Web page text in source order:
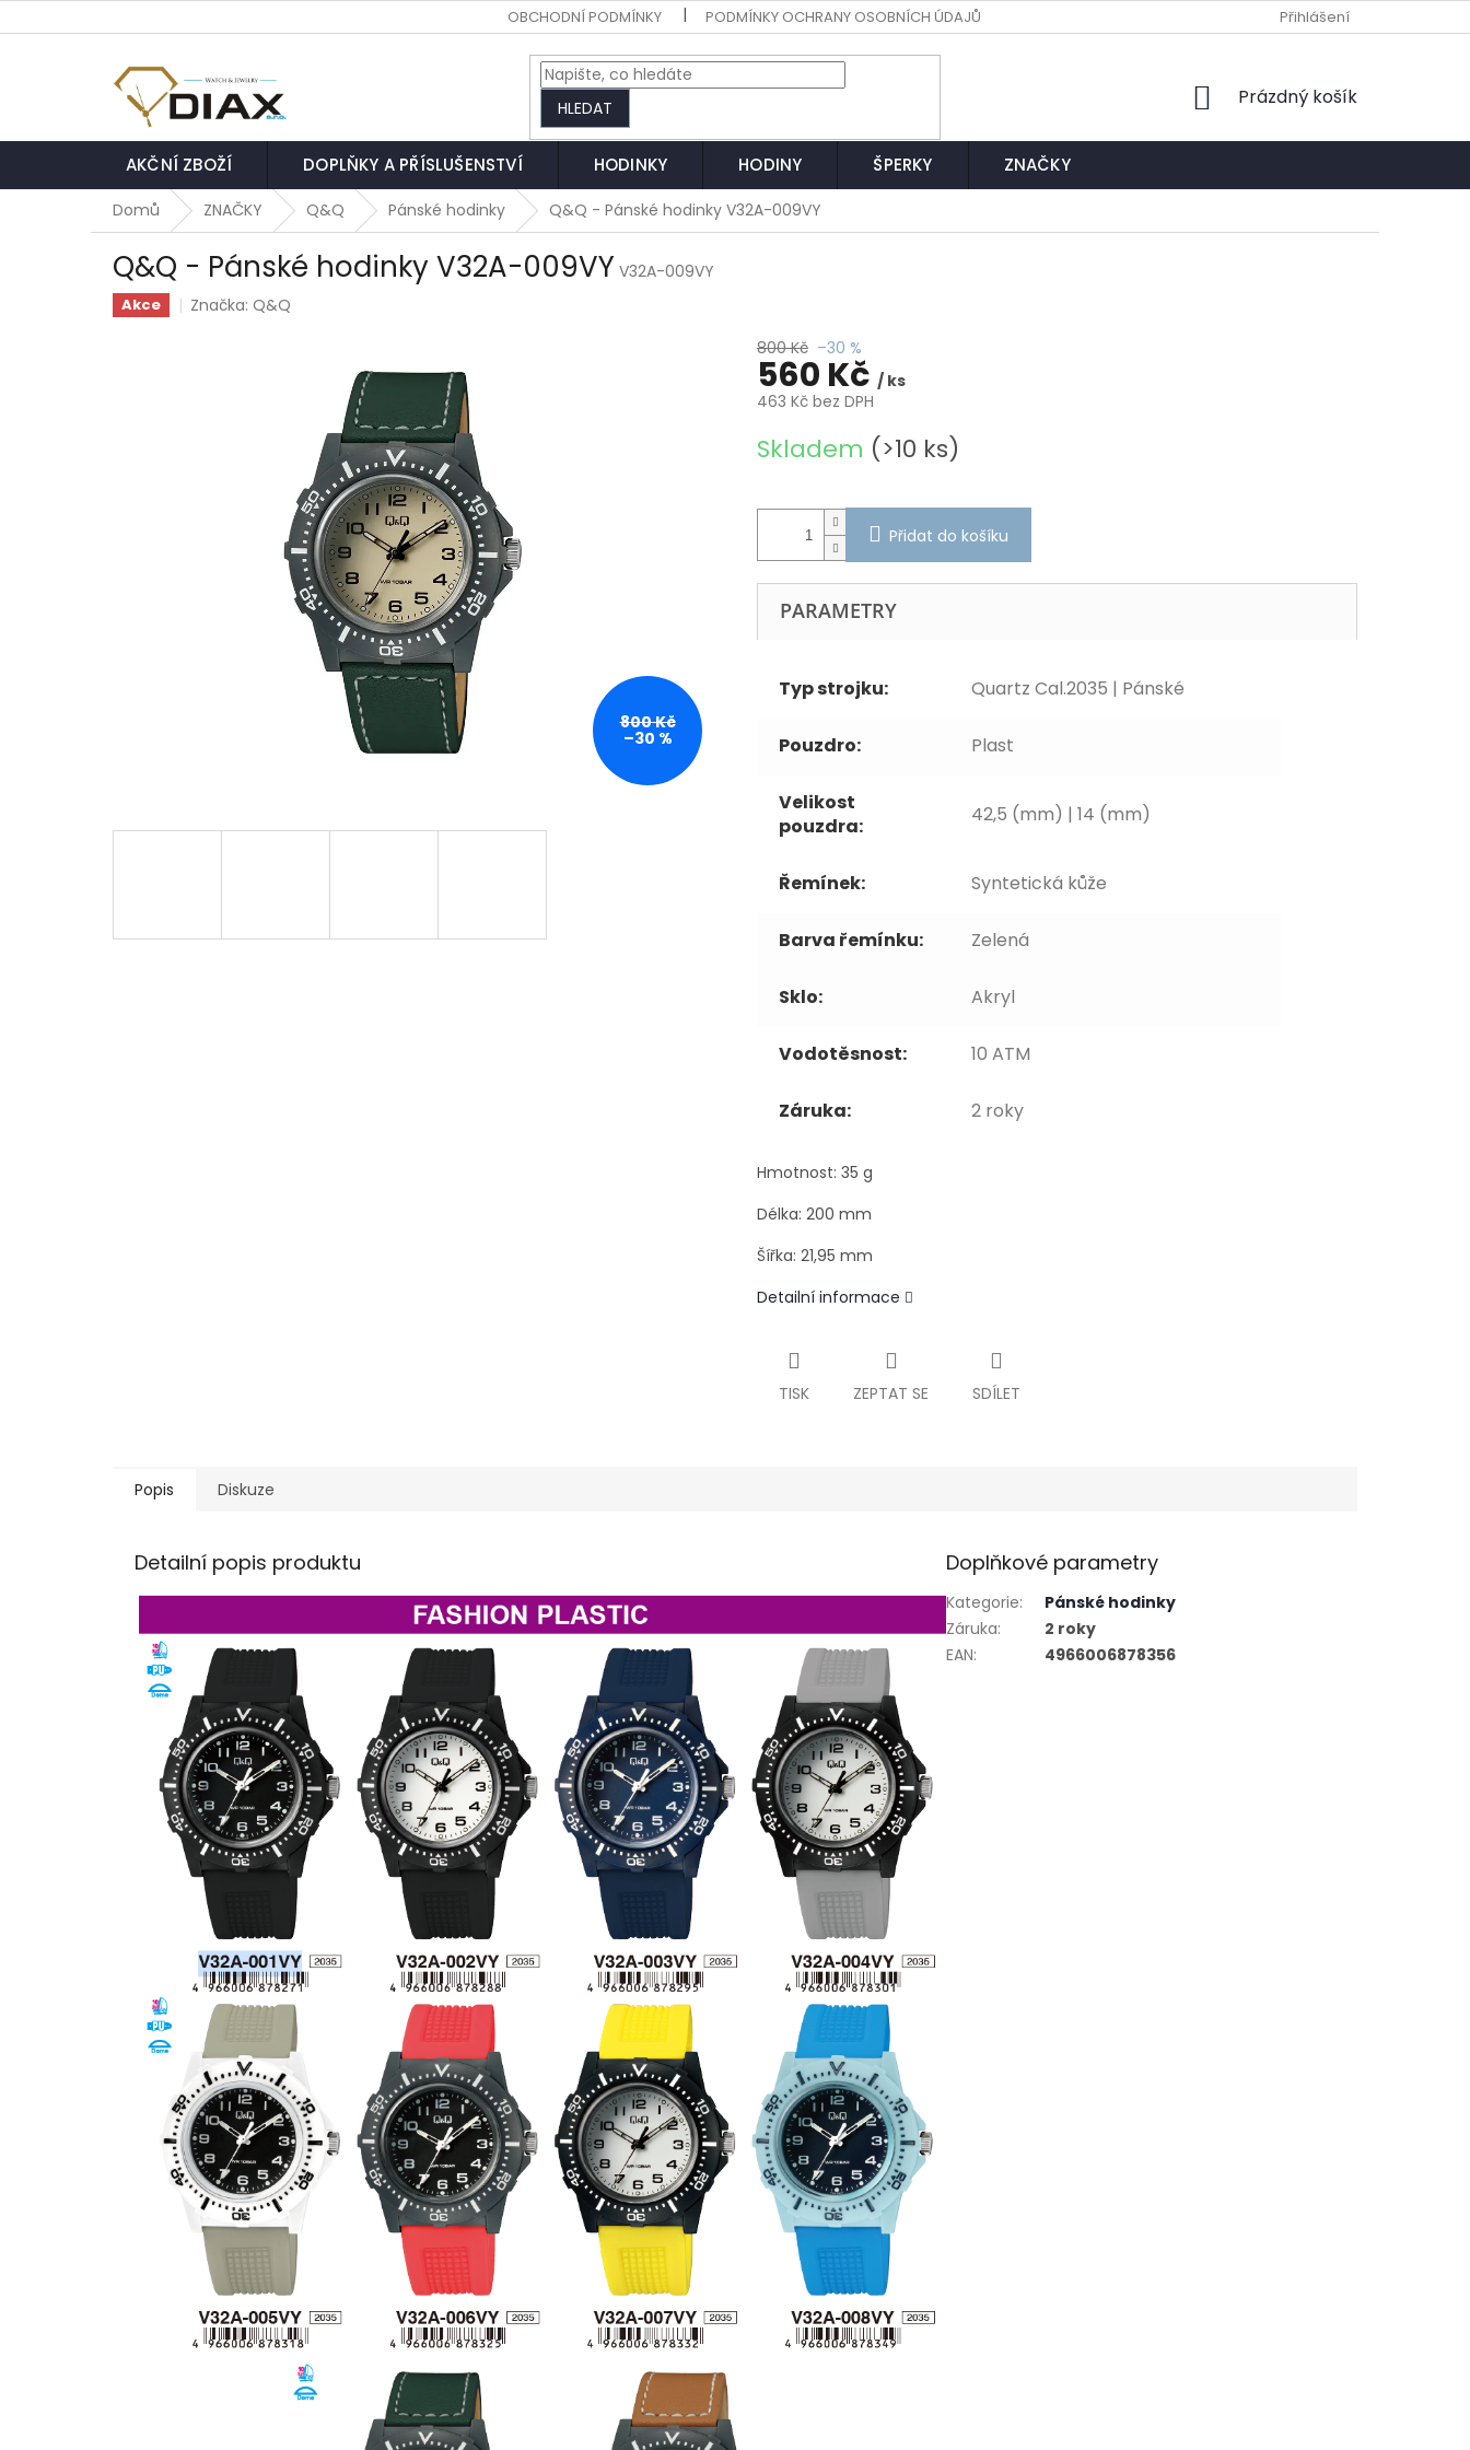
na
OBCHODNÍ PODMÍNKY PODMÍNKY OCHRANY OSOBNÍCH ÚDAJŮ EXPEDIČNÍ A KONTAKTNÍ MÍSTO
Přihlášení
HLEDAT
NÁKUPNÍ
Prázdný košík
AKČNÍ ZBOŽÍ DOPLŇKY A PŘÍSLUŠENSTVÍ HODINKY HODINY ŠPERKY ZNAČKY
Domů ZNAČKY Q&Q Pánské hodinky Q&Q - Pánské hodinky V32A-009VY
Q&Q - Pánské hodinky V32A-009VY V32A-009VY
Akce Značka:Q&Q
800 Kč
–30 %
800 Kč –30 %
560 Kč / ks
463 Kč bez DPH
cena:
Skladem (>10 ks)
Přidat do košíku
PARAMETRY
Typ strojku: Quartz Cal.2035 | Pánské
Pouzdro: Plast
Velikost
pouzdra:
42,5 (mm) | 14 (mm)
Řemínek: Syntetická kůže
Barva řemínku: Zelená
Sklo: Akryl
Vodotěsnost: 10 ATM
Záruka: 2 roky
Hmotnost: 35 g
Délka: 200 mm
Šířka: 21,95 mm
Detailní informace
TISK ZEPTAT SE SDÍLET
Popis Diskuze
Detailní popis produktu Doplňkové parametry
Kategorie:
Pánské hodinky
Záruka:
2 roky
EAN: 4966006878356